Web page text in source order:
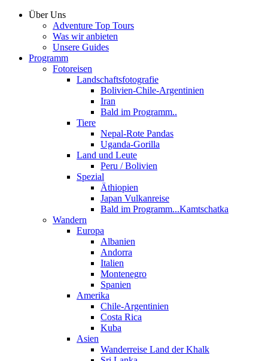
Über Uns
Adventure Top Tours
Was wir anbieten
Unsere Guides
Programm
Fotoreisen
Landschaftsfotografie
Bolivien-Chile-Argentinien
Iran
Bald im Programm..
Tiere
Nepal-Rote Pandas
Uganda-Gorilla
Land und Leute
Peru / Bolivien
Spezial
Äthiopien
Japan Vulkanreise
Bald im Programm...Kamtschatka
Wandern
Europa
Albanien
Andorra
Italien
Montenegro
Spanien
Amerika
Chile-Argentinien
Costa Rica
Kuba
Asien
Wanderreise Land der Khalk